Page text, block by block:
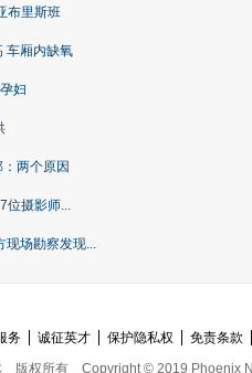
布里斯班
车厢内缺氧
妇
两个原因
位摄影师...
现场勘察发现...
务 诚征英才 保护隐私权 免责条款
版权所有 Copyright © 2019 Phoenix